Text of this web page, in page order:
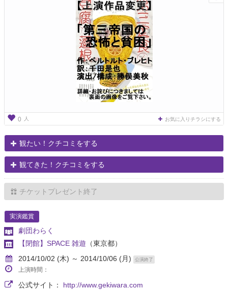
0 人 お気に入りチラシにする
観たい！クチコミをする
観てきた！クチコミをする
チケットプレゼント終了
実演鑑賞
劇団わらく
【閉館】SPACE 雑遊 （東京都）
2014/10/02 (木) ～ 2014/10/06 (月)
公演終了
上演時間：
公式サイト： http://www.gekiwara.com